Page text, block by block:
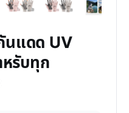
นแดด UV
หรับทุก